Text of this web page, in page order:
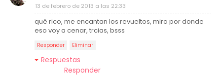
13 de febrero de 2013 a las 22:33
qué rico, me encantan los revueltos, mira por donde
eso voy a cenar, trcias, bsss
Responder Eliminar
Respuestas
Responder